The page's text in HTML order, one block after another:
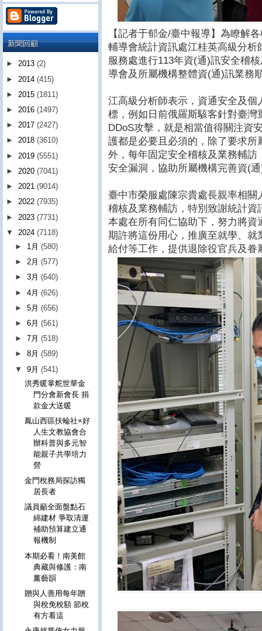
【記者于郁金/臺中報導】為瞭解
輔導會統計資訊處江桂英高級分
服務處進行113年資(通)訊安全稽
導會及所屬機構整體資(通)訊業務
江高級分析師表示，資通安全及
標，例如日前俄羅斯駭客針對臺
DDoS攻擊，就是相當值得關注資
護都是必要且必須的，除了要求
外，每年固定安全稽核及業務輔
安全漏洞，協助所屬機構完善資(
臺中市榮服處陳宗貴處長親率相
稽核及業務輔訪，特別致謝統計
本處在所有同仁協助下，努力將
期許將這份用心，推廣至就學、
給付等工作，提供退除役官兵及眷
新聞回顧
► 2013 (2)
► 2014 (415)
► 2015 (1811)
► 2016 (1497)
► 2017 (2427)
► 2018 (3610)
► 2019 (5551)
► 2020 (7041)
► 2021 (9014)
► 2022 (7935)
► 2023 (7731)
▼ 2024 (7118)
► 1月(580)
►2月(577)
►3月(640)
►4月(626)
►5月(656)
►6月(561)
►7月(518)
►8月(589)
▼9月(541)
洪秀暖掌舵世華金
門分會新會長 捐
款金大送暖
鳳山西區扶輪社×好
人生文教協會合
辦科普與多元智
能親子共學培力
營
金門稅務局探訪獨
居長者
議員籲全面盤點石
綿建材 爭取清運
補助預算建立通
報機制
本期必看！南美館
典藏與修護：南
薰藝韻
贈與人善用每年贈
與稅免稅額 節稅
有方看這